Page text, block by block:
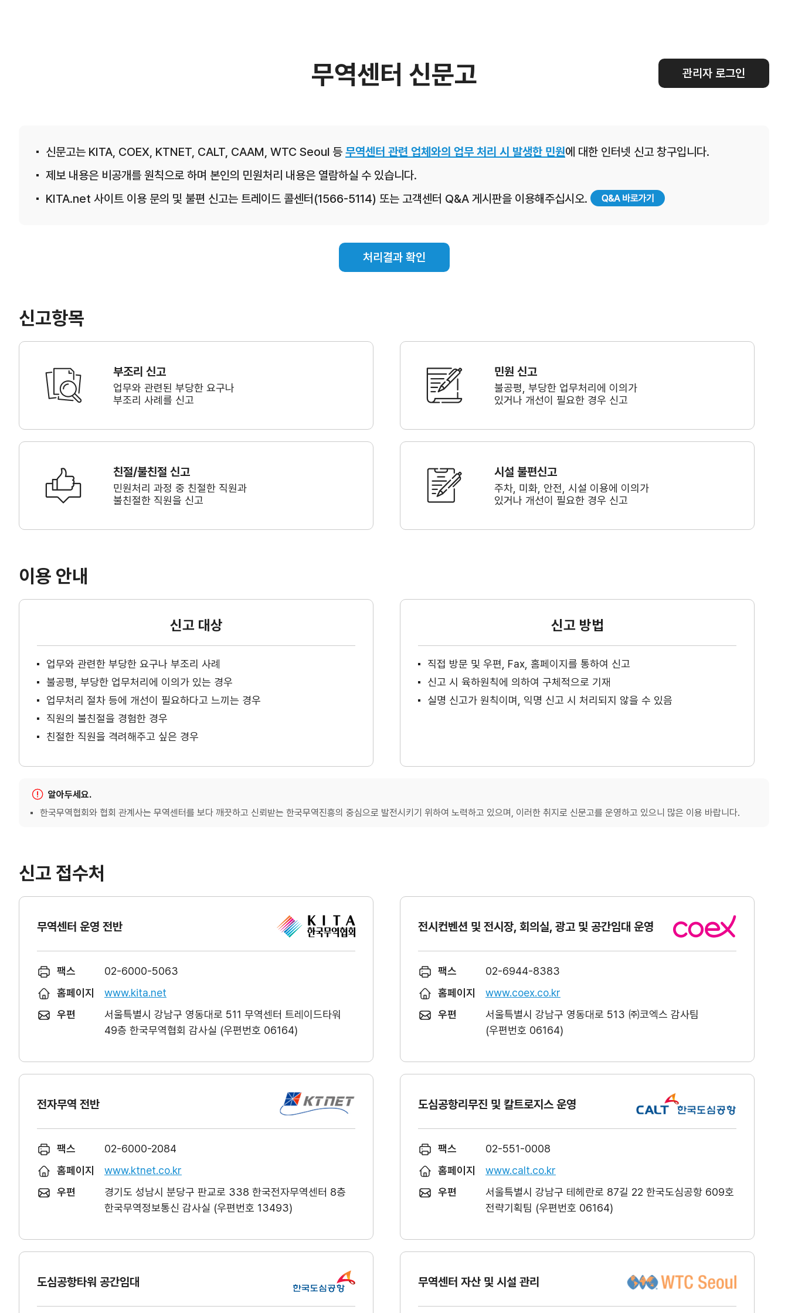
무역센터 신문고 관리자 로그인
신문고는 KITA, COEX, KTNET, CALT, CAAM, WTC Seoul 등 무역센터 관련 업체와의 업무 처리 시 발생한 민원에 대한 인터넷 신고 창구입니다.
제보 내용은 비공개를 원칙으로 하며 본인의 민원처리 내용은 열람하실 수 있습니다.
KITA.net 사이트 이용 문의 및 불편 신고는 트레이드 콜센터(1566-5114) 또는 고객센터 Q&A 게시판을 이용해주십시오.
처리결과 확인
신고항목
부조리 신고
업무와 관련된 부당한 요구나
부조리 사례를 신고
민원 신고
불공평, 부당한 업무처리에 이의가
있거나 개선이 필요한 경우 신고
친절/불친절 신고
민원처리 과정 중 친절한 직원과
불친절한 직원을 신고
시설 불편신고
주차, 미화, 안전, 시설 이용에 이의가
있거나 개선이 필요한 경우 신고
이용 안내
신고 대상
업무와 관련한 부당한 요구나 부조리 사례
불공평, 부당한 업무처리에 이의가 있는 경우
업무처리 절차 등에 개선이 필요하다고 느끼는 경우
직원의 불친절을 경험한 경우
친절한 직원을 격려해주고 싶은 경우
신고 방법
직접 방문 및 우편, Fax, 홈페이지를 통하여 신고
신고 시 육하원칙에 의하여 구체적으로 기재
실명 신고가 원칙이며, 익명 신고 시 처리되지 않을 수 있음
알아두세요.
한국무역협회와 협회 관계사는 무역센터를 보다 깨끗하고 신뢰받는 한국무역진흥의 중심으로 발전시키기 위하여 노력하고 있으며, 이러한 취지로 신문고를 운영하고 있으니 많은 이용 바랍니다.
신고 접수처
무역센터 운영 전반
팩스
02-6000-5063
홈페이지
www.kita.net
우편
서울특별시 강남구 영동대로 511 무역센터 트레이드타워
49층 한국무역협회 감사실 (우편번호 06164)
전시컨벤션 및 전시장, 회의실, 광고 및 공간임대 운영
팩스
02-6944-8383
홈페이지
www.coex.co.kr
우편
서울특별시 강남구 영동대로 513 ㈜코엑스 감사팀
(우편번호 06164)
전자무역 전반
팩스
02-6000-2084
홈페이지
www.ktnet.co.kr
우편
경기도 성남시 분당구 판교로 338 한국전자무역센터 8층
한국무역정보통신 감사실 (우편번호 13493)
도심공항리무진 및 칼트로지스 운영
팩스
02-551-0008
홈페이지
www.calt.co.kr
우편
서울특별시 강남구 테헤란로 87길 22 한국도심공항 609호
전략기획팀 (우편번호 06164)
도심공항타워 공간임대 무역센터 자산 및 시설 관리